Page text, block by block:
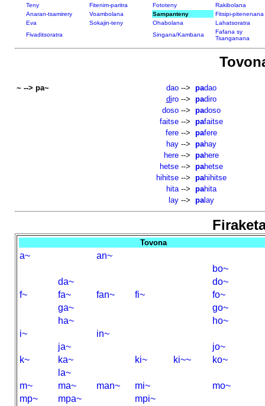
Teny Fitenim-paritra Fototeny
Rakibolana
Anaran-tsamirery
Voambolana Sampanteny
Fitsipi-pitenenana
Eva
Sokajin-teny Ohabolana
Lahatsoratra
Fivaditsoratra
Singana/Kambana
Fafana sy
Tsanganana
~ --> pa~ dao--> padao
diro--> padiro
doso--> padoso
faitse--> pafaitse
fere--> pafere
hay--> pahay
here--> pahere
hetse--> pahetse
hihitse--> pahihitse
hita--> pahita
lay--> palay
Tovona
a~
an~
bo~
da~
do~
f~
fa~ fan~ fi~
fo~
ga~
go~
ha~
ho~
i~
in~
ja~
jo~
k~
ka~ ki~ ki~~
ko~
la~
m~
ma~ man~ mi~
mo~
mp~
mpa~
mpi~